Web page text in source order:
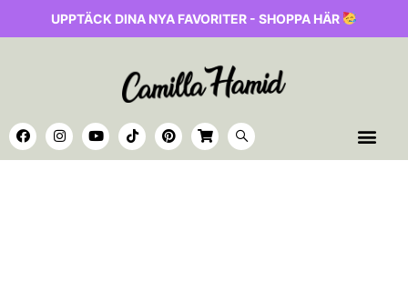
UPPTÄCK DINA NYA FAVORITER - SHOPPA HÄR